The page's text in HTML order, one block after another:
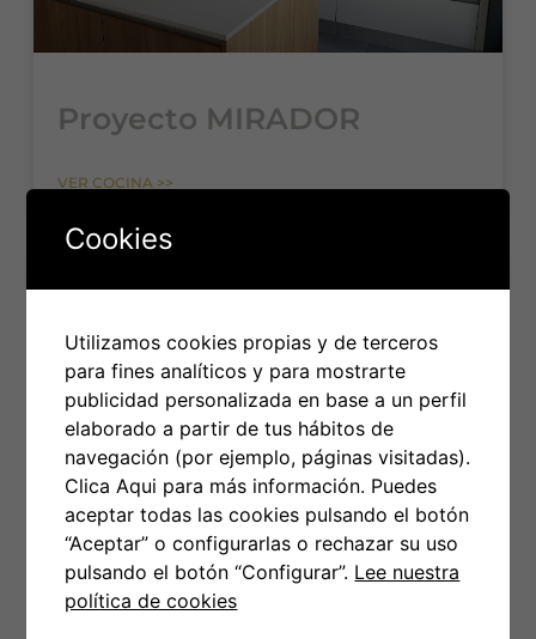
Proyecto MIRADOR
VER COCINA >>
Proyecto ALVAVI
Cookies
Utilizamos cookies propias y de terceros
para fines analíticos y para mostrarte
publicidad personalizada en base a un perfil
elaborado a partir de tus hábitos de
navegación (por ejemplo, páginas visitadas).
Clica Aqui para más información. Puedes
aceptar todas las cookies pulsando el botón
“Aceptar” o configurarlas o rechazar su uso
pulsando el botón “Configurar”. Lee nuestra
política de cookies